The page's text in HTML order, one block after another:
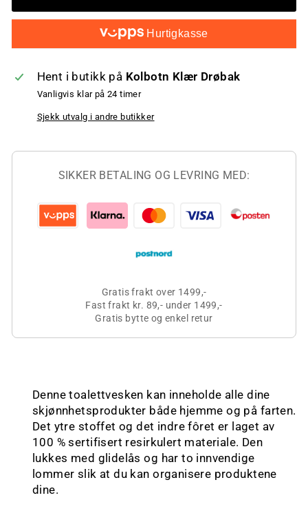
Hurtigkasse
Hent i butikk på Kolbotn Klær Drøbak
Vanligvis klar på 24 timer
Sjekk utvalg i andre butikker
SIKKER BETALING OG LEVRING MED:
Gratis frakt over 1499,-
Fast frakt kr. 89,- under 1499,-
Gratis bytte og enkel retur
Denne toalettvesken kan inneholde alle dine
skjønnhetsprodukter både hjemme og på farten.
Det ytre stoffet og det indre fôret er laget av
100 % sertifisert resirkulert materiale. Den
lukkes med glidelås og har to innvendige
lommer slik at du kan organisere produktene
dine.